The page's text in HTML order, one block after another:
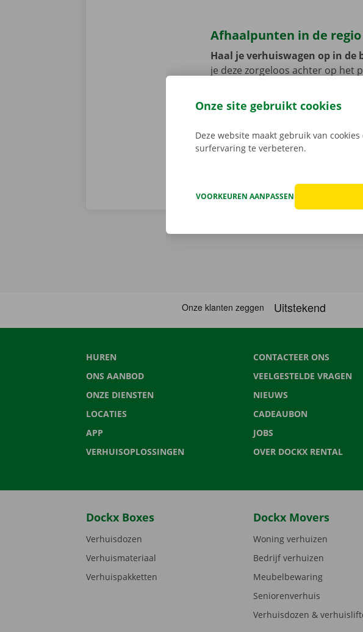
Afhaalpunten in de
Haal je verhuiswagen op in
je deze zorgeloos achter op het
het slot. Kom je met het
zijn bereikbaar met bus of tram.
HUREN
ONS AANBOD
ONZE DIENSTEN
LOCATIES
APP
VERHUISOPLOSSINGEN
CONTACTEER ONS
VEELGESTELDE VRAGEN
NIEUWS
CADEAUBON
JOBS
OVER DOCKX RENTAL
Dockx Boxes
Verhuisdozen
Verhuismateriaal
Verhuispakketten
Dockx Movers
Woning verhuizen
Bedrijf verhuizen
Meubelbewaring
Seniorenverhuis
Verhuisdozen &
Onze site gebruikt cookies
Deze website maakt gebruik van
surfervaring te verbeteren.
VOORKEUREN AANPASSEN